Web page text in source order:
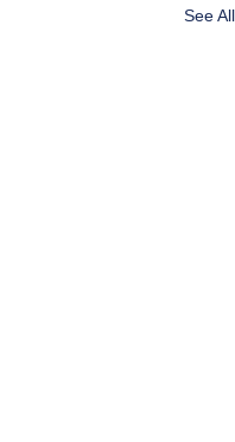
See All